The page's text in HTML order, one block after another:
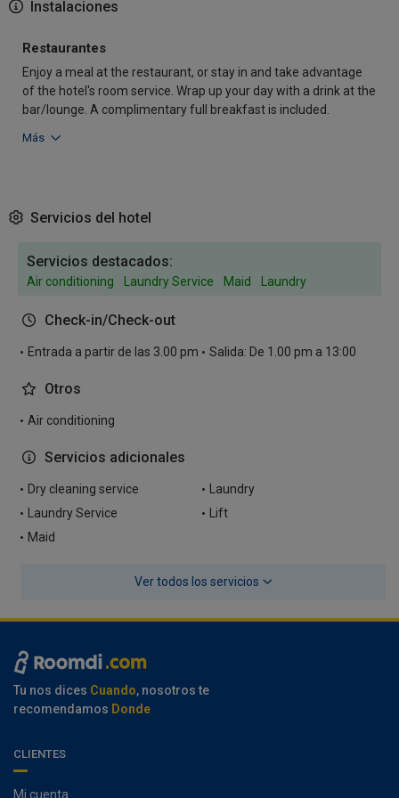
Instalaciones
Restaurantes
Enjoy a meal at the restaurant, or stay in and take advantage
of the hotel's room service. Wrap up your day with a drink at the
bar/lounge. A complimentary full breakfast is included.
Más
Servicios del hotel
Servicios destacados:
Air conditioning Laundry Service Maid Laundry
Check-in/Check-out
Entrada a partir de las 3.00 pm Salida: De 1.00 pm a 13:00
Otros
Air conditioning
Servicios adicionales
Dry cleaning service
Laundry
Laundry Service
Lift
Maid
Ver todos los servicios
Tu nos dices Cuando, nosotros te
recomendamos Donde
CLIENTES
Mi cuenta